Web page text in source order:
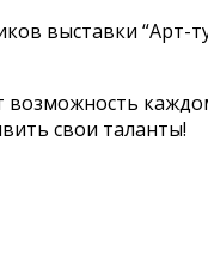
выставки “Арт-
возможность
свои таланты!